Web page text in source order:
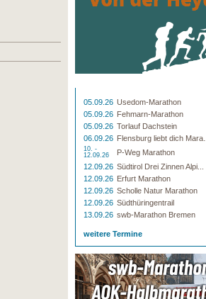
05.09.26 Usedom-Marathon
05.09.26 Fehmarn-Marathon
05.09.26 Torlauf Dachstein
06.09.26 Flensburg liebt dich Mara...
10. -
12.09.26
P-Weg Marathon
12.09.26 Südtirol Drei Zinnen Alpi...
12.09.26 Erfurt Marathon
12.09.26 Scholle Natur Marathon
12.09.26 Südthüringentrail
13.09.26 swb-Marathon Bremen
weitere Termine